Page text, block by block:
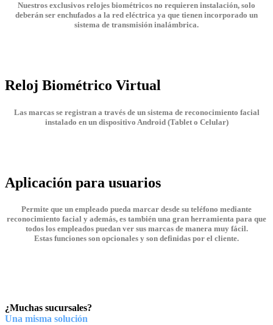
Nuestros exclusivos relojes biométricos no requieren instalación, solo
deberán ser enchufados a la red eléctrica ya que tienen incorporado un
sistema de transmisión inalámbrica.
Reloj Biométrico Virtual
Las marcas se registran a través de un sistema de reconocimiento facial
instalado en un dispositivo Android (Tablet o Celular)
Aplicación para usuarios
Permite que un empleado pueda marcar desde su teléfono mediante
reconocimiento facial y además, es también una gran herramienta para que
todos los empleados puedan ver sus marcas de manera muy fácil.
Estas funciones son opcionales y son definidas por el cliente.
¿Muchas sucursales?
Una misma solución